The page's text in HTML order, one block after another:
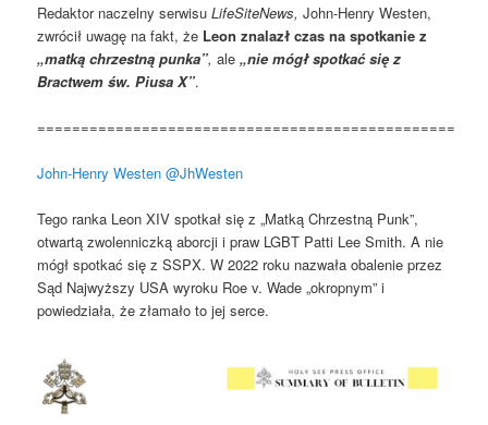
Redaktor naczelny serwisuLifeSiteNews, John-Henry Westen,
zwrócił uwagę na fakt, że Leon znalazł czas na spotkanie z
„matką chrzestną punka”, ale„nie mógł spotkać się z
Bractwem św. Piusa X”.
================================================
John-Henry Westen @JhWesten
Tego ranka Leon XIV spotkał się z „Matką Chrzestną Punk”,
otwartą zwolenniczką aborcji i praw LGBT Patti Lee Smith. A nie
mógł spotkać się z SSPX. W 2022 roku nazwała obalenie przez
Sąd Najwyższy USA wyroku Roe v. Wade „okropnym” i
powiedziała, że złamało to jej serce.